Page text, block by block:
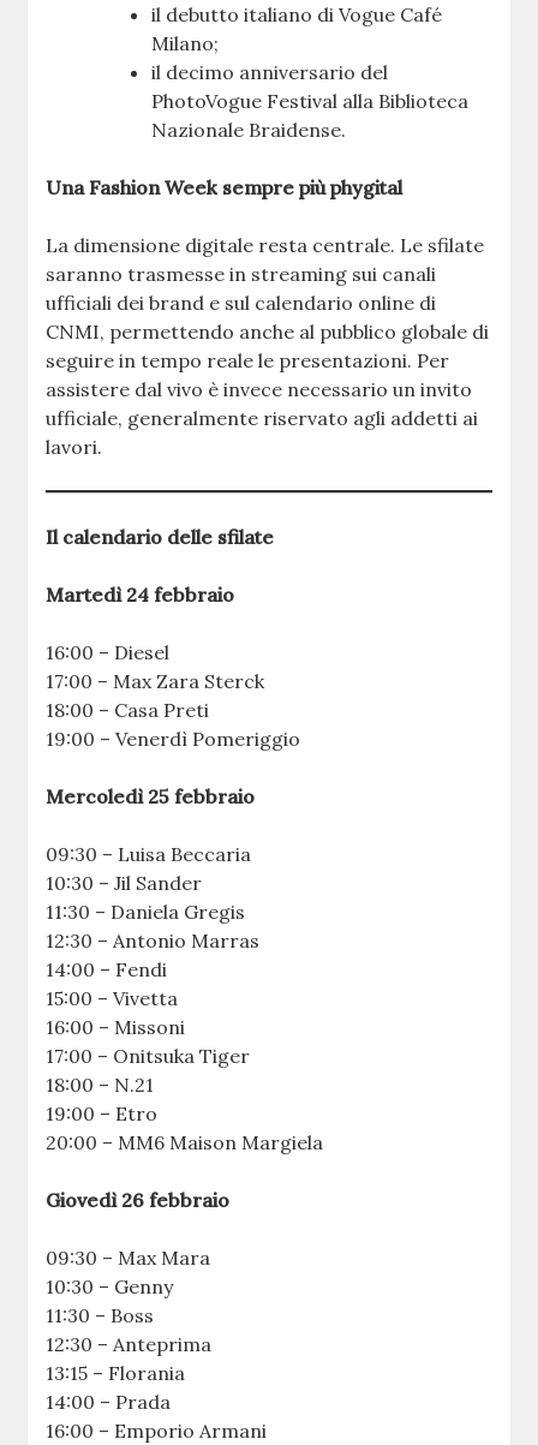
il debutto italiano di Vogue Café
Milano;
il decimo anniversario del
PhotoVogue Festival alla Biblioteca
Nazionale Braidense.
Una Fashion Week sempre più phygital
La dimensione digitale resta centrale. Le sfilate
saranno trasmesse in streaming sui canali
ufficiali dei brand e sul calendario online di
CNMI, permettendo anche al pubblico globale di
seguire in tempo reale le presentazioni. Per
assistere dal vivo è invece necessario un invito
ufficiale, generalmente riservato agli addetti ai
lavori.
Il calendario delle sfilate
Martedì 24 febbraio
16:00 – Diesel
17:00 – Max Zara Sterck
18:00 – Casa Preti
19:00 – Venerdì Pomeriggio
Mercoledì 25 febbraio
09:30 – Luisa Beccaria
10:30 – Jil Sander
11:30 – Daniela Gregis
12:30 – Antonio Marras
14:00 – Fendi
15:00 – Vivetta
16:00 – Missoni
17:00 – Onitsuka Tiger
18:00 – N.21
19:00 – Etro
20:00 – MM6 Maison Margiela
Giovedì 26 febbraio
09:30 – Max Mara
10:30 – Genny
11:30 – Boss
12:30 – Anteprima
13:15 – Florania
14:00 – Prada
16:00 – Emporio Armani